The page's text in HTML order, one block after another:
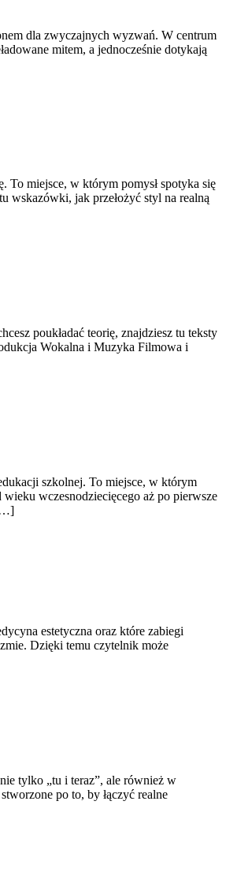
dla zwyczajnych wyzwań. W centrum
mitem, a jednocześnie dotykają
miejsce, w którym pomysł spotyka się
wskazówki, jak przełożyć styl na realną
poukładać teorię, znajdziesz tu teksty
Wokalna i Muzyka Filmowa i
szkolnej. To miejsce, w którym
wczesnodziecięcego aż po pierwsze
estetyczna oraz które zabiegi
Dzięki temu czytelnik może
tylko „tu i teraz”, ale również w
po to, by łączyć realne